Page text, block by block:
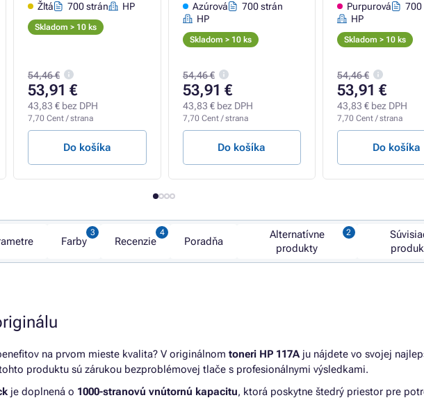
Žltá 700 strán HP
Skladom > 10 ks
54,46 €
53,91 €
43,83 € bez DPH
7,70 Cent / strana
Do košíka
Azúrová
700 strán
HP
Skladom > 10 ks
54,46 €
53,91 €
43,83 € bez DPH
7,70 Cent / strana
Do košíka
Purpurová
700
HP
Skladom > 10 ks
54,46 €
53,91 €
43,83 € bez DPH
7,70 Cent / strana
Do košíka
Farby Recenzie Poradňa
Alternatívne
produkty
na prvom mieste kvalita? V originálnom toneri HP 117Aju nájdete vo svojej
produktu sú zárukou bezproblémovej tlače s profesionálnymi výsledkami.
je doplnená o 1000-stranovú vnútornú kapacitu, ktorá poskytne štedrý priestor pre